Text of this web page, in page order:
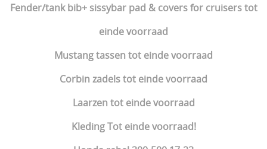
Fender/tank bib+ sissybar pad & covers for cruisers tot
einde voorraad
Mustang tassen tot einde voorraad
Corbin zadels tot einde voorraad
Laarzen tot einde voorraad
Kleding Tot einde voorraad!